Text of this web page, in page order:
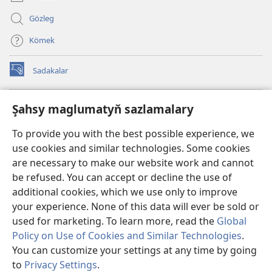
Şahsy maglumatyň sazlamalary
To provide you with the best possible experience, we
use cookies and similar technologies. Some cookies
are necessary to make our website work and cannot
be refused. You can accept or decline the use of
additional cookies, which we use only to improve
your experience. None of this data will ever be sold or
used for marketing. To learn more, read the Global
Policy on Use of Cookies and Similar Technologies.
You can customize your settings at any time by going
to Privacy Settings.
Gözleg
Kömek
Sadakalar
(täze
sahypada
Garawul diňiniň ONLAÝN KITAPHANASY
(täze
açylýar)JW Hub
(täze
sahypada
açylýar)JW Library
Watchtower Library
Copyright© 2026 Watch Tower Bible and Tract Society of Pennsylvania.
ULANMAGYŇ ŞERTLERI